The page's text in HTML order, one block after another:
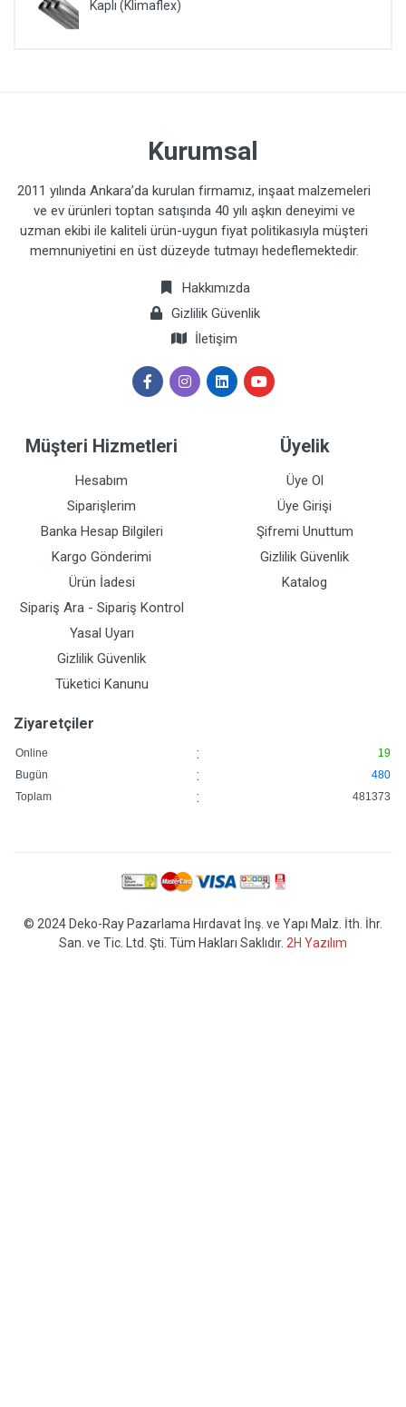
Kaplı (Klimaflex)
Kurumsal
2011 yılında Ankara’da kurulan firmamız, inşaat malzemeleri
ve ev ürünleri toptan satışında 40 yılı aşkın deneyimi ve
uzman ekibi ile kaliteli ürün-uygun fiyat politikasıyla müşteri
memnuniyetini en üst düzeyde tutmayı hedeflemektedir.
Hakkımızda
Gizlilik Güvenlik
İletişim
Müşteri Hizmetleri
Hesabım
Siparişlerim
Banka Hesap Bilgileri
Kargo Gönderimi
Ürün İadesi
Sipariş Ara - Sipariş Kontrol
Yasal Uyarı
Gizlilik Güvenlik
Tüketici Kanunu
Üyelik
Üye Ol
Üye Girişi
Şifremi Unuttum
Gizlilik Güvenlik
Katalog
Ziyaretçiler
Online :
19
Bugün
:
480
Toplam
: 481373
© 2024 Deko-Ray Pazarlama Hırdavat İnş. ve Yapı Malz. İth. İhr.
San. ve Tic. Ltd. Şti. Tüm Hakları Saklıdır. 2H Yazılım